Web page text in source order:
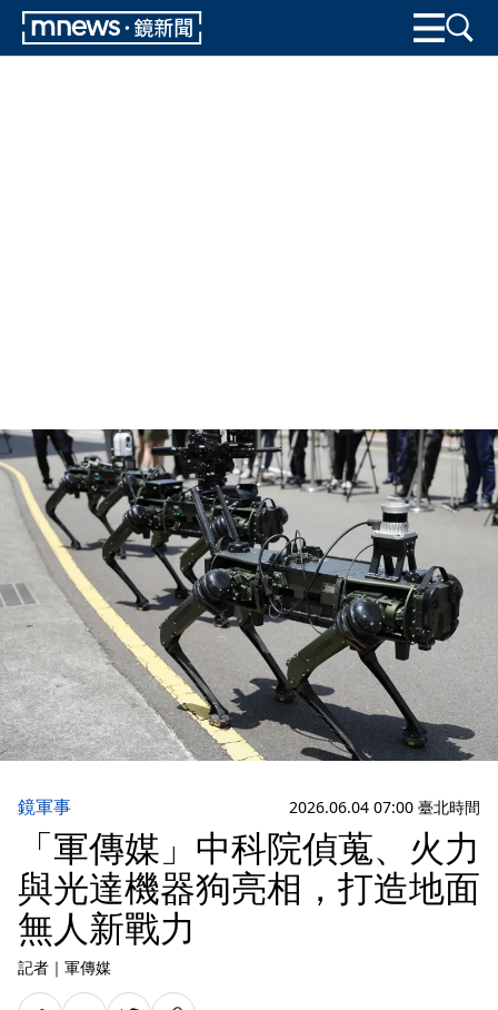
鏡軍事 2026.06.04 07:00 臺北時間
「軍傳媒」中科院偵蒐、火力
與光達機器狗亮相，打造地面
無人新戰力
記者 ｜ 軍傳媒